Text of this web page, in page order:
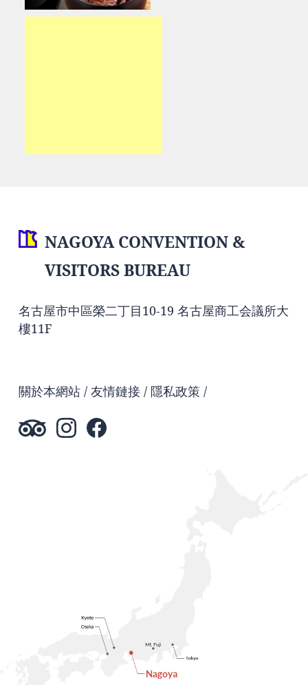
NAGOYA CONVENTION &
VISITORS BUREAU
名古屋市中區榮二丁目10-19 名古屋商工会議所大
樓11F
關於本網站 友情鏈接 隱私政策